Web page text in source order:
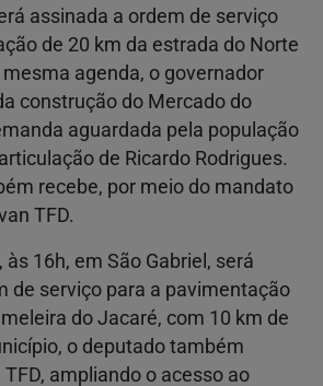
assinada a ordem de serviço
de 20 km da estrada do Norte
agenda, o governador
construção do Mercado do
aguardada pela população
de Ricardo Rodrigues.
recebe, por meio do mandato
TFD.
às 16h, em São Gabriel, será
de serviço para a pavimentação
do Jacaré, com 10 km de
o deputado também
ampliando o acesso ao